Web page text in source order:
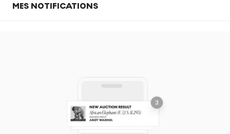
MES NOTIFICATIONS